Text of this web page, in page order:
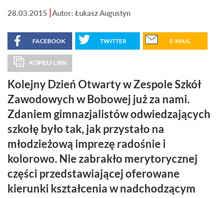
28.03.2015 Autor: Łukasz Augustyn
FACEBOOK TWITTER E-MAIL
KOPIUJ LINK
Kolejny Dzień Otwarty w Zespole Szkół
Zawodowych w Bobowej już za nami.
Zdaniem gimnazjalistów odwiedzających
szkołę było tak, jak przystało na
młodzieżową imprezę radośnie i
kolorowo. Nie zabrakło merytorycznej
części przedstawiającej oferowane
kierunki kształcenia w nadchodzącym